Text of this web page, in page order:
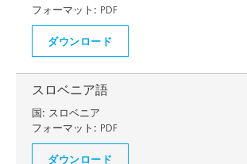
フォーマット: PDF
ダウンロード
スロベニア語
国: スロベニア
フォーマット: PDF
ダウンロード